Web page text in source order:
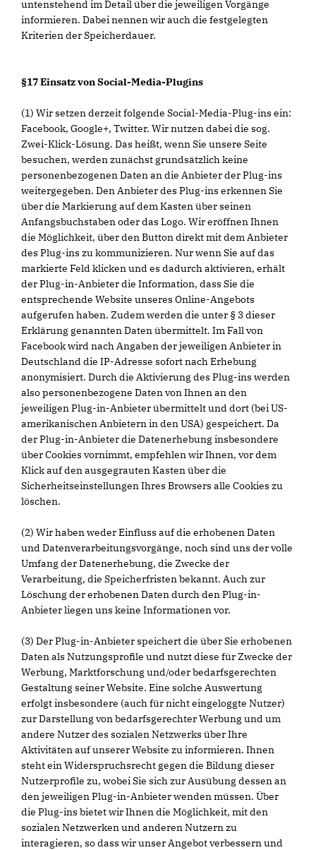
untenstehend im Detail über die jeweiligen Vorgänge
informieren. Dabei nennen wir auch die festgelegten
Kriterien der Speicherdauer.
§17 Einsatz von Social-Media-Plugins
(1) Wir setzen derzeit folgende Social-Media-Plug-ins ein:
Facebook, Google+, Twitter. Wir nutzen dabei die sog.
Zwei-Klick-Lösung. Das heißt, wenn Sie unsere Seite
besuchen, werden zunächst grundsätzlich keine
personenbezogenen Daten an die Anbieter der Plug-ins
weitergegeben. Den Anbieter des Plug-ins erkennen Sie
über die Markierung auf dem Kasten über seinen
Anfangsbuchstaben oder das Logo. Wir eröffnen Ihnen
die Möglichkeit, über den Button direkt mit dem Anbieter
des Plug-ins zu kommunizieren. Nur wenn Sie auf das
markierte Feld klicken und es dadurch aktivieren, erhält
der Plug-in-Anbieter die Information, dass Sie die
entsprechende Website unseres Online-Angebots
aufgerufen haben. Zudem werden die unter § 3 dieser
Erklärung genannten Daten übermittelt. Im Fall von
Facebook wird nach Angaben der jeweiligen Anbieter in
Deutschland die IP-Adresse sofort nach Erhebung
anonymisiert. Durch die Aktivierung des Plug-ins werden
also personenbezogene Daten von Ihnen an den
jeweiligen Plug-in-Anbieter übermittelt und dort (bei US-
amerikanischen Anbietern in den USA) gespeichert. Da
der Plug-in-Anbieter die Datenerhebung insbesondere
über Cookies vornimmt, empfehlen wir Ihnen, vor dem
Klick auf den ausgegrauten Kasten über die
Sicherheitseinstellungen Ihres Browsers alle Cookies zu
löschen.
(2) Wir haben weder Einfluss auf die erhobenen Daten
und Datenverarbeitungsvorgänge, noch sind uns der volle
Umfang der Datenerhebung, die Zwecke der
Verarbeitung, die Speicherfristen bekannt. Auch zur
Löschung der erhobenen Daten durch den Plug-in-
Anbieter liegen uns keine Informationen vor.
(3) Der Plug-in-Anbieter speichert die über Sie erhobenen
Daten als Nutzungsprofile und nutzt diese für Zwecke der
Werbung, Marktforschung und/oder bedarfsgerechten
Gestaltung seiner Website. Eine solche Auswertung
erfolgt insbesondere (auch für nicht eingeloggte Nutzer)
zur Darstellung von bedarfsgerechter Werbung und um
andere Nutzer des sozialen Netzwerks über Ihre
Aktivitäten auf unserer Website zu informieren. Ihnen
steht ein Widerspruchsrecht gegen die Bildung dieser
Nutzerprofile zu, wobei Sie sich zur Ausübung dessen an
den jeweiligen Plug-in-Anbieter wenden müssen. Über
die Plug-ins bietet wir Ihnen die Möglichkeit, mit den
sozialen Netzwerken und anderen Nutzern zu
interagieren, so dass wir unser Angebot verbessern und